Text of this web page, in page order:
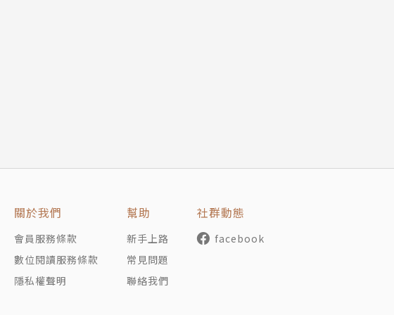
學發現「AIM」發現過程。
通往動物用藥的開發之路。
前「不治之症」，擊敗貓的腎臟病即為第一步。
惠外國！
家的語言
無法治癒
關於我們
會員服務條款
數位閱讀服務條款
隱私權聲明
幫助
新手上路
常見問題
聯絡我們
社群動態
facebook